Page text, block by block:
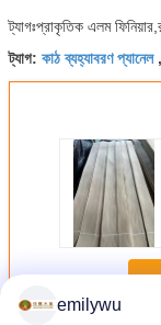
ট্যাগঃপ্রাকৃতিক এলম
ট্যাগ: কাঠ ব্যহ্যাবরণ প্যানেল,
emilywu